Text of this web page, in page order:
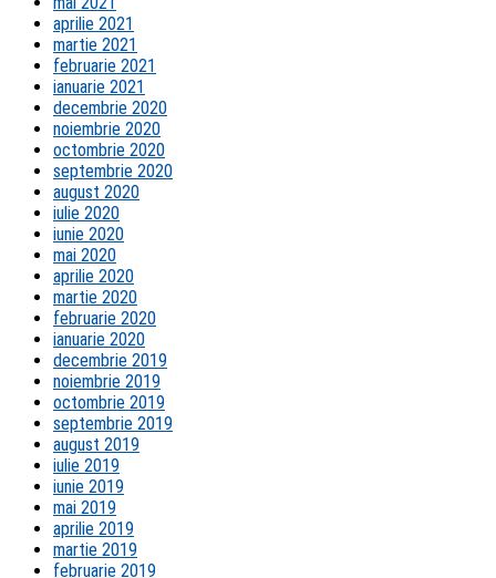
aprilie 2021
martie 2021
februarie 2021
ianuarie 2021
decembrie 2020
noiembrie 2020
octombrie 2020
septembrie 2020
august 2020
iulie 2020
iunie 2020
mai 2020
aprilie 2020
martie 2020
februarie 2020
ianuarie 2020
decembrie 2019
noiembrie 2019
octombrie 2019
septembrie 2019
august 2019
iulie 2019
iunie 2019
mai 2019
aprilie 2019
martie 2019
februarie 2019